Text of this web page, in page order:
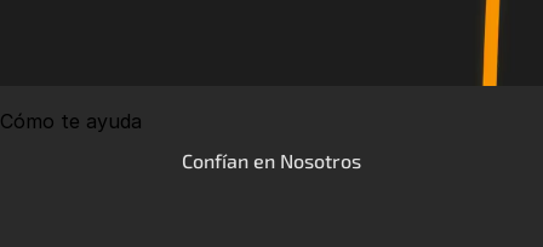
Cómo te ayuda
Confían en Nosotros